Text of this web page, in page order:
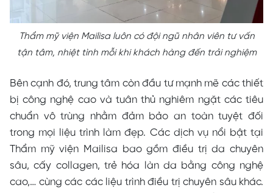
Thẩm mỹ viện Mailisa luôn có đội ngũ nhân viên tư vấn
tận tâm, nhiệt tình mỗi khi khách hàng đến trải nghiệm
Bên cạnh đó, trung tâm còn đầu tư mạnh mẽ các thiết
bị công nghệ cao và tuân thủ nghiêm ngặt các tiêu
chuẩn vô trùng nhằm đảm bảo an toàn tuyệt đối
trong mọi liệu trình làm đẹp. Các dịch vụ nổi bật tại
Thẩm mỹ viện Mailisa bao gồm điều trị da chuyên
sâu, cấy collagen, trẻ hóa làn da bằng công nghệ
cao,… cùng các các liệu trình điều trị chuyên sâu khác.